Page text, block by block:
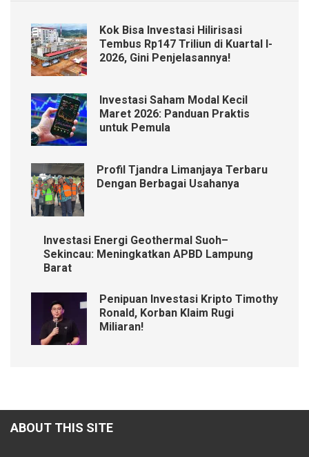
Kok Bisa Investasi Hilirisasi
Tembus Rp147 Triliun di Kuartal I-
2026, Gini Penjelasannya!
Investasi Saham Modal Kecil
Maret 2026: Panduan Praktis
untuk Pemula
Profil Tjandra Limanjaya Terbaru
Dengan Berbagai Usahanya
Investasi Energi Geothermal Suoh–
Sekincau: Meningkatkan APBD Lampung
Barat
Penipuan Investasi Kripto Timothy
Ronald, Korban Klaim Rugi
Miliaran!
ABOUT THIS SITE